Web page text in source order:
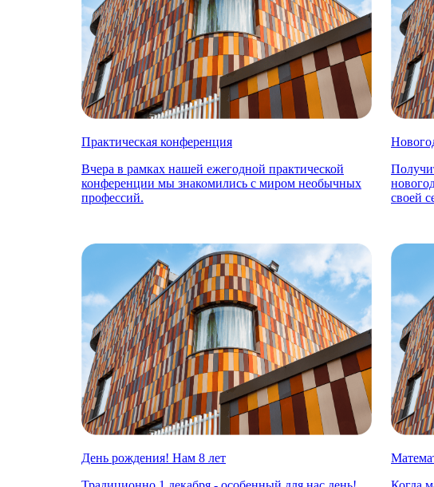
Практическая конференция
Вчера в рамках нашей ежегодной практической
конференции мы знакомились с миром необычных
профессий.
своей
День рождения! Нам 8 лет